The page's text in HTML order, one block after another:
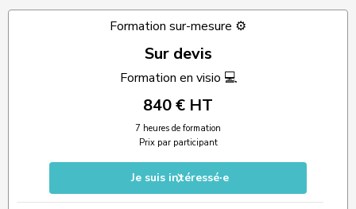
Formation sur-mesure ⚙️
Sur devis
Formation en visio 💻
840 € HT
7 heures de formation
Prix par participant
Je suis intéressé·e